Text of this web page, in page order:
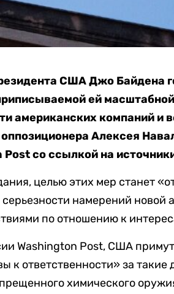
США Джо Байдена
ей
американских компаний и
Алексея
Post со ссылкой на
целью этих мер станет
намерений новой
по отношению к
Washington Post, США
к ответственности» за такие
химического